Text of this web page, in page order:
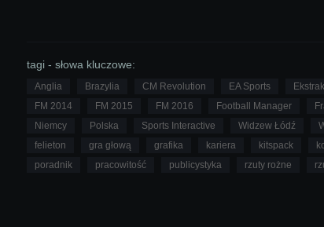
tagi - słowa kluczowe:
Anglia Brazylia CM Revolution EA Sports
FM 2014
FM 2015 FM 2016 Football Manager
Niemcy
Polska Sports Interactive Widzew Łódź
felieton
gra głową grafika kariera kitspack
poradnik
pracowitość publicystyka rzuty rożne